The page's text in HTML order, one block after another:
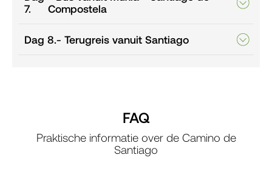
7.
Compostela
Dag 8.- Terugreis vanuit Santiago
FAQ
Praktische informatie over de Camino de
Santiago